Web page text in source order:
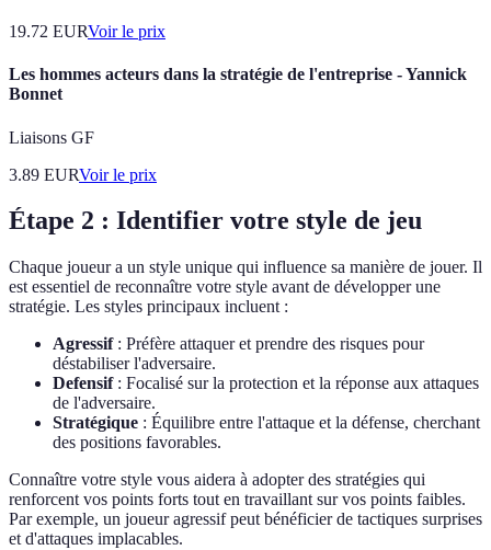
19.72 EURVoir le prix
Les hommes acteurs dans la stratégie de l'entreprise - Yannick
Bonnet
Liaisons GF
3.89 EURVoir le prix
Étape 2 : Identifier votre style de jeu
Chaque joueur a un style unique qui influence sa manière de jouer. Il
est essentiel de reconnaître votre style avant de développer une
stratégie. Les styles principaux incluent :
Agressif: Préfère attaquer et prendre des risques pour
déstabiliser l'adversaire.
Defensif: Focalisé sur la protection et la réponse aux attaques
de l'adversaire.
Stratégique : Équilibre entre l'attaque et la défense, cherchant
des positions favorables.
Connaître votre style vous aidera à adopter des stratégies qui
renforcent vos points forts tout en travaillant sur vos points faibles.
Par exemple, un joueur agressif peut bénéficier de tactiques surprises
et d'attaques implacables.